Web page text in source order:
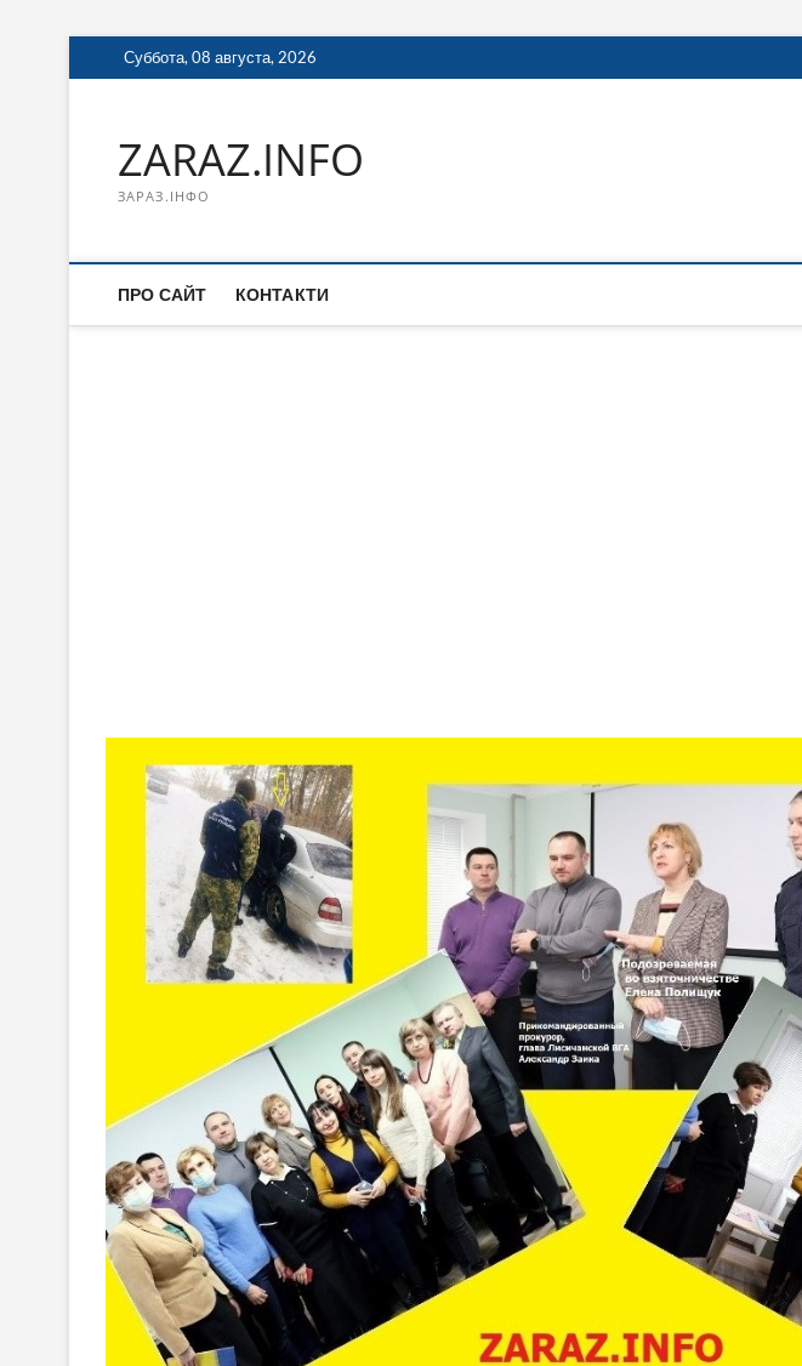
Перейти
к
Суббота, 08 августа, 2026
ZARAZ.INFO
ЗАРАЗ.ІНФО
ПРО САЙТ КОНТАКТИ